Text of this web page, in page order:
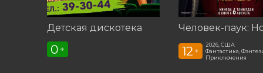
Детская дискотека
0 + 12 +
2026, США
Фантастика,
Приключения